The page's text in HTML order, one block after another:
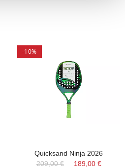
-10%
Quicksand Ninja 2026
209,00 €
189,00 €